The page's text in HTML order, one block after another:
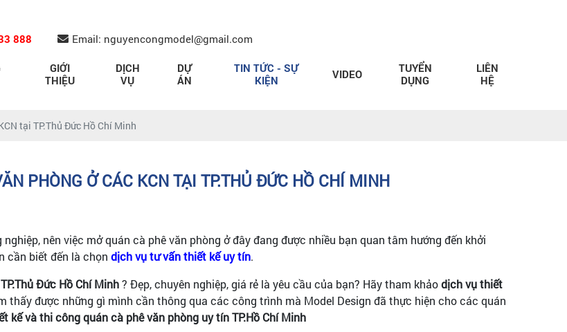
888 Email: nguyencongmodel@gmail.com
GIỚI
THIỆU
DỊCH
VỤ
DỰ
ÁN
TIN TỨC - SỰ
KIỆN
VIDEO
TUYỂN
DỤNG
LIÊN
HỆ
tại TP.Thủ Đức Hồ Chí Minh
PHÒNG Ở CÁC KCN TẠI TP.THỦ ĐỨC HỒ CHÍ MINH
nên việc mở quán cà phê văn phòng ở đây đang được nhiều bạn quan tâm hướng đến khởi
cần biết đến là chọn dịch vụ tư vấn thiết kế uy tín.
Đức Hồ Chí Minh? Đẹp, chuyên nghiệp, giá rẻ là yêu cầu của bạn? Hãy tham khảodịch vụ thiết
thấy được những gì mình cần thông qua các công trình mà Model Design đã thực hiện cho các quán
kế và thi công quán cà phê văn phòng uy tín TP.Hồ Chí Minh